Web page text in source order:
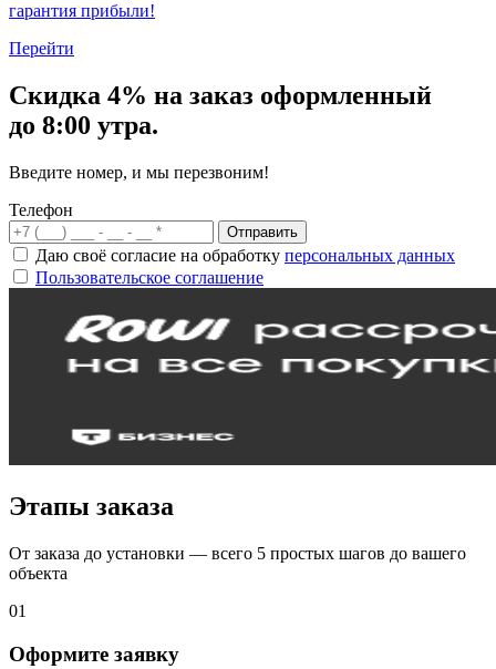
гарантия прибыли!
Перейти
Скидка 4% на заказ оформленный
до 8:00 утра.
Введите номер, и мы перезвоним!
Телефон
Отправить
Даю своё согласие на обработку персональных данных
Пользовательское соглашение
Этапы заказа
От заказа до установки — всего 5 простых шагов до вашего
объекта
01
Оформите заявку